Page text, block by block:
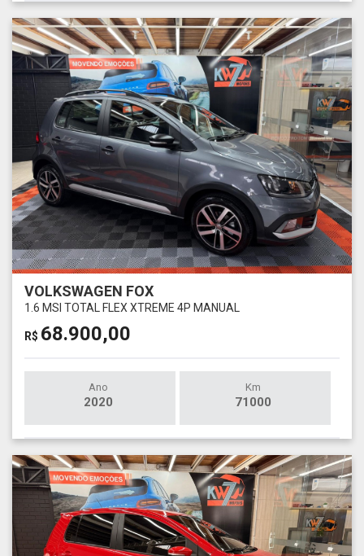
VOLKSWAGEN FOX
1.6 MSI TOTAL FLEX XTREME 4P MANUAL
R$ 68.900,00
Ano
2020
Km
71000